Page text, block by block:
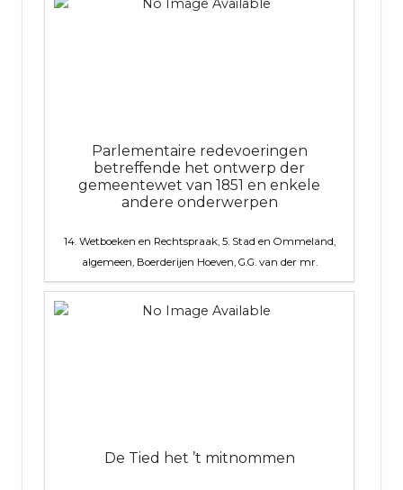
Parlementaire redevoeringen
betreffende het ontwerp der
gemeentewet van 1851 en enkele
andere onderwerpen
14. Wetboeken en Rechtspraak, 5. Stad en Ommeland,
algemeen, Boerderijen Hoeven, G.G. van der mr.
De Tied het ’t mitnommen